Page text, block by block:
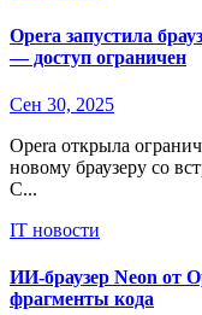
Opera запустила
— доступ ограничен
Сен 30, 2025
Opera открыла ограниченный доступ к Neon — своему
новому браузеру со
С...
IT новости
ИИ-браузер Neon от
фрагменты кода